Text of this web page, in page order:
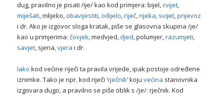
dug, pravilno je pisati /ije/ kao kod primjera: bijel,cvijet,
miješati, mlijeko,obavijestiti,odijelo,riječ,rijeka, svijet,prijevoz
i dr. Ako je izgovor sloga kratak, piše se glasovna skupina /je/
kao u primjerima: čovjek, medvjed,djed, polumjer,razumjeti,
savjet, sjena,vjera i dr.
Iako kod većine riječi ta pravila vrijede, ipak postoje određene
iznimke. Tako je npr. kod riječi ‘rječnik’ koju većina stanovnika
izgovara dugo, a pravilno se piše oblik s /je/: rječnik. Kod